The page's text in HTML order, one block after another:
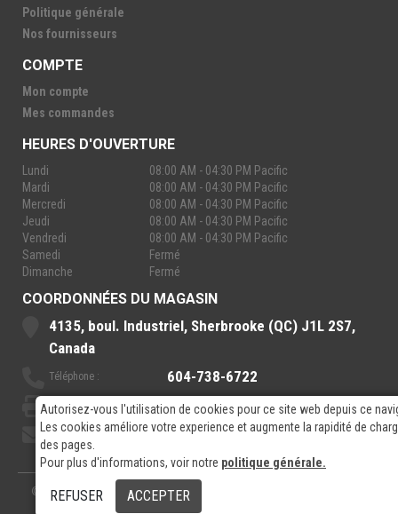
Autorisez-vous l'utilisation de cookies pour ce site web depuis ce
Les cookies améliore votre experience et augmente la rapidité de
des pages.
Pour plus d'informations, voir notre politique générale.
REFUSER ACCEPTER
Politique générale
Nos fournisseurs
© 2026- RP Electronics
COMPTE
Mon compte
Mes commandes
HEURES D'OUVERTURE
Lundi
08:00 AM - 04:30 PM Pacific
Mardi
08:00 AM - 04:30 PM Pacific
Mercredi
08:00 AM - 04:30 PM Pacific
Jeudi
08:00 AM - 04:30 PM Pacific
Vendredi
08:00 AM - 04:30 PM Pacific
Samedi
Fermé
Dimanche
Fermé
COORDONNÉES DU MAGASIN
4135, boul. Industriel, Sherbrooke (QC) J1L 2S7,
Canada
Téléphone : 604-738-6722
Sans-Frais : 888-921-7770
Courriel: sales@rpelectronics.com